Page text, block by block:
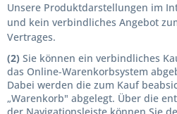
Unsere Produktdarstellungen im
und kein verbindliches Angebot
Vertrages.
(2) Sie können ein verbindliches
das Online-Warenkorbsystem
Dabei werden die zum Kauf
„Warenkorb" abgelegt. Über die